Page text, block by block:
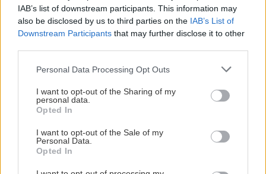
IAB’s list of downstream participants. This information may
also be disclosed by us to third parties on the IAB’s List of
Downstream Participants that may further disclose it to other
Please note that this website/app uses one or more Google
not limited to your visit or usage behaviour. You may click to
grant or deny consent to Google and its third-party tags to
use your data for below specified purposes in below Google
consent section.
Personal Data Processing Opt Outs
I want to opt-out of the Sharing of my
personal data.
Opted In
I want to opt-out of the Sale of my
Personal Data.
Opted In